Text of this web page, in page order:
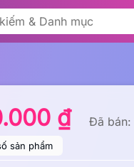
₫ Đã bán:
sản phẩm